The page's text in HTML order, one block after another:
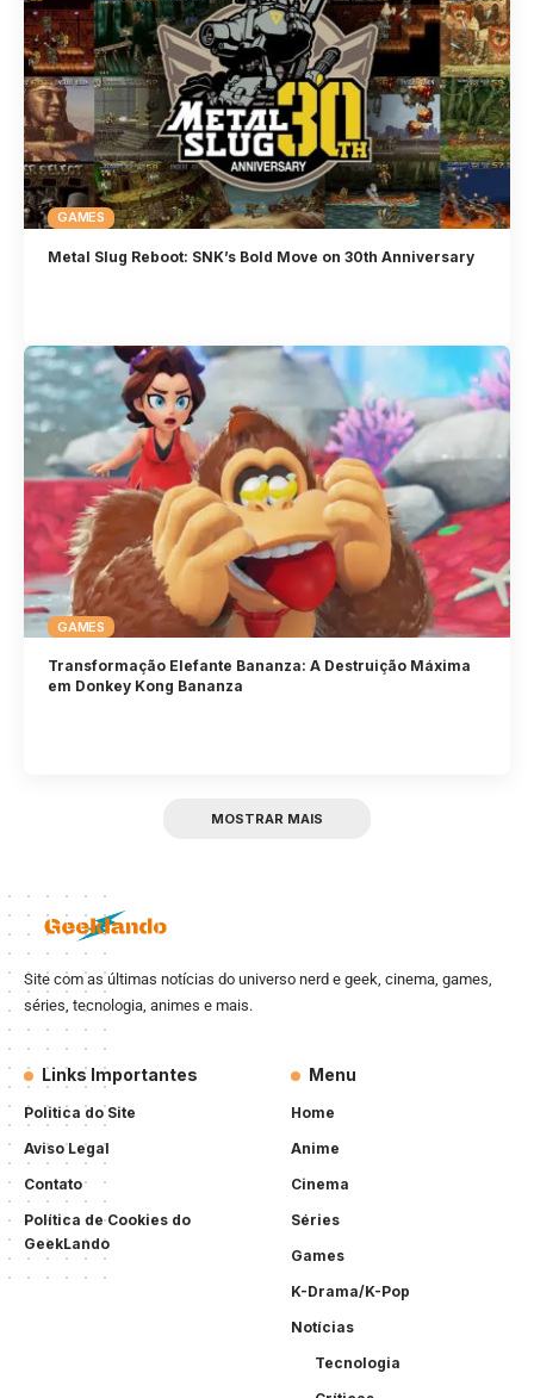
GAMES
Metal Slug Reboot: SNK’s Bold Move on 30th Anniversary
GAMES
Transformação Elefante Bananza: A Destruição Máxima
em Donkey Kong Bananza
MOSTRAR MAIS
Site com as últimas notícias do universo nerd e geek, cinema, games,
séries, tecnologia, animes e mais.
Links Importantes
Politica do Site
Aviso Legal
Contato
Política de Cookies do
GeekLando
Menu
Home
Anime
Cinema
Séries
Games
K-Drama/K-Pop
Notícias
Tecnologia